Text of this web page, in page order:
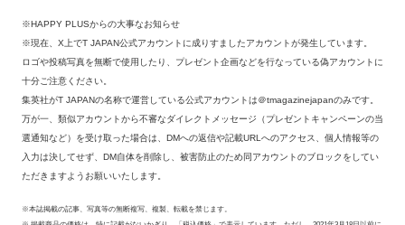
※HAPPY PLUSからの大事なお知らせ
※現在、X上でT JAPAN公式アカウントに成りすましたアカウントが発生しています。
ロゴや投稿写真を無断で使用したり、プレゼント企画などを行なっている偽アカウントに
十分ご注意ください。
集英社がT JAPANの名称で運営している公式アカウントは＠tmagazinejapanのみです。
万が一、類似アカウントから不審なダイレクトメッセージ（プレゼントキャンペーンの当
選通知など）を受け取った場合は、DMへの返信や記載URLへのアクセス、個人情報等の
入力は決してせず、DM自体を削除し、被害防止のため同アカウントのブロックをしてい
ただきますようお願いいたします。
※本誌掲載の記事、写真等の無断複写、複製、転載を禁じます。